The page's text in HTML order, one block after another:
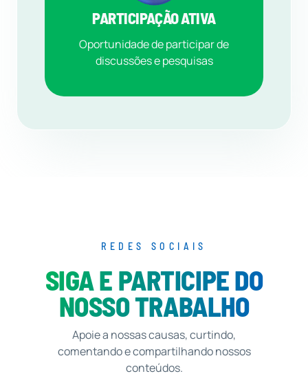
PARTICIPAÇÃO ATIVA
Oportunidade de participar de
discussões e pesquisas
REDES SOCIAIS
SIGA E PARTICIPE DO
NOSSO TRABALHO
Apoie a nossas causas, curtindo,
comentando e compartilhando nossos
conteúdos.